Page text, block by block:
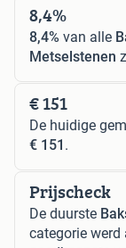
8,4%
8,4% van alle
Metselstenen
€ 151
De huidige
€ 151 .
Prijscheck
De duurste
categorie